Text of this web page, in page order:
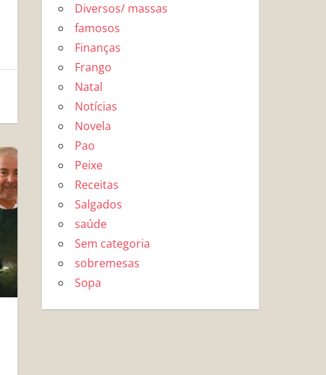
Diversos/ massas
famosos
Finanças
Frango
Natal
Notícias
Novela
Pao
Peixe
Receitas
Salgados
saúde
Sem categoria
sobremesas
Sopa